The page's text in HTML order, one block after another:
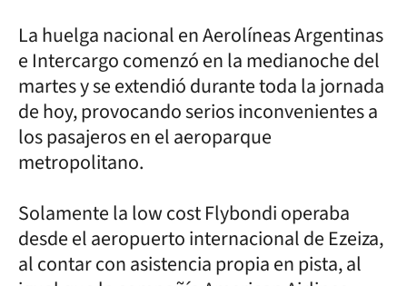
La huelga nacional en Aerolíneas Argentinas
e Intercargo comenzó en la medianoche del
martes y se extendió durante toda la jornada
de hoy, provocando serios inconvenientes a
los pasajeros en el aeroparque
metropolitano.
Solamente la low cost Flybondi operaba
desde el aeropuerto internacional de Ezeiza,
al contar con asistencia propia en pista, al